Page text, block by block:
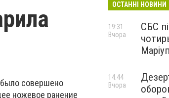
было совершено
ножевое ранение
ОСТАННІ НОВИНИ
СБС
19:31
Вчора
14:44
Вчора